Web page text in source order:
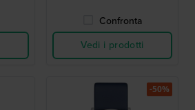
Confronta
Vedi i prodotti
-50%